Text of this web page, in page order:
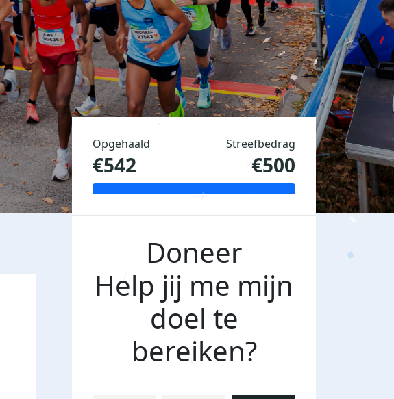
Opgehaald
€542
Streefbedrag
€500
Doneer
Help jij me mijn
doel te
bereiken?